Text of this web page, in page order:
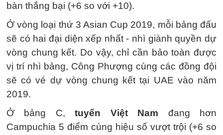
bàn thắng bại (+6 so với +10).
Ở vòng loại thứ 3 Asian Cup 2019, mỗi bảng đấu
sẽ có hai đại diện xếp nhất - nhì giành quyền dự
vòng chung kết. Do vậy, chỉ cần bảo toàn được
vị trí nhì bảng, Công Phượng cùng các đồng đội
sẽ có vé dự vòng chung kết tại UAE vào năm
2019.
Ở bảng C,tuyển Việt Nam đang hơn
Campuchia 5 điểm cùng hiệu số vượt trội (+6 so